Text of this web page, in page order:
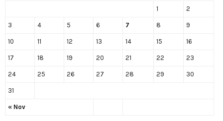
« Nov
1 2
3 4 5 6 7 8 9
10 11 12 13 14 15 16
17 18 19 20 21 22 23
24 25 26 27 28 29 30
31